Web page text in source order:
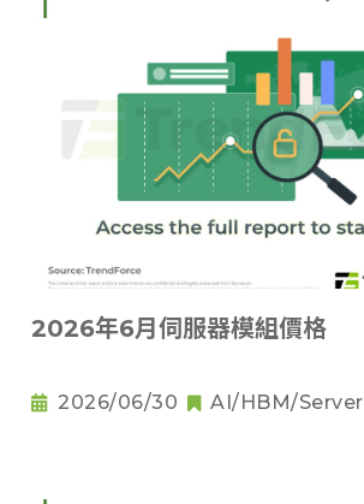
2026年6月伺服器模組價格
2026/06/30 AI/HBM/Server